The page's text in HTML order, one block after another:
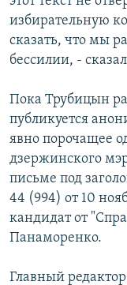
избирательную
сказать, что мы
бессилии, -
Пока Трубицын
публикуется
явно порочащее
дзержинского
письме под
44 (994) от 10
кандидат от
Панаморенко.
Главный